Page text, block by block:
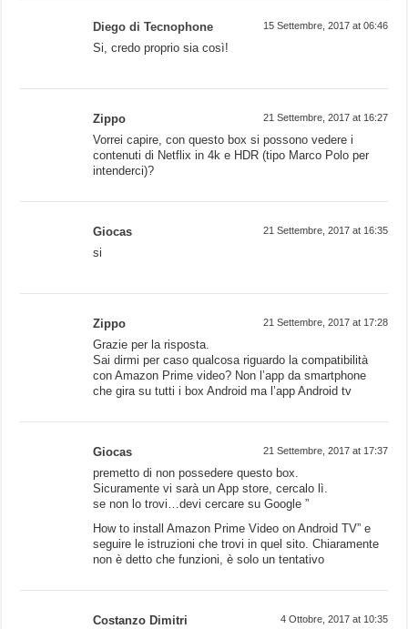
Diego di Tecnophone 15 Settembre, 2017 at 06:46
Si, credo proprio sia così!
Zippo 21 Settembre, 2017 at 16:27
Vorrei capire, con questo box si possono vedere i
contenuti di Netflix in 4k e HDR (tipo Marco Polo per
intenderci)?
Giocas 21 Settembre, 2017 at 16:35
si
Zippo 21 Settembre, 2017 at 17:28
Grazie per la risposta.
Sai dirmi per caso qualcosa riguardo la compatibilità
con Amazon Prime video? Non l’app da smartphone
che gira su tutti i box Android ma l’app Android tv
Giocas 21 Settembre, 2017 at 17:37
premetto di non possedere questo box.
Sicuramente vi sarà un App store, cercalo lì.
se non lo trovi…devi cercare su Google ”
How to install Amazon Prime Video on Android TV” e
seguire le istruzioni che trovi in quel sito. Chiaramente
non è detto che funzioni, è solo un tentativo
Costanzo Dimitri 4 Ottobre, 2017 at 10:35